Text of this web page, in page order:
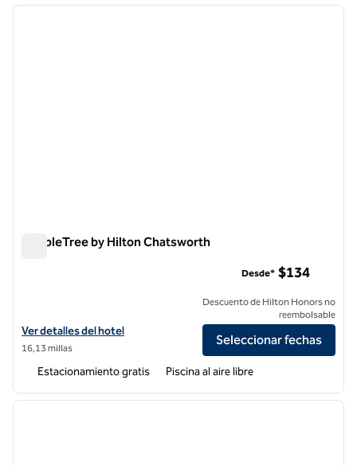
1 de 12
DoubleTree by Hilton Chatsworth
Ver detalles del hotel DoubleTree by Hilton Chatsworth
Ver detalles del hotel
16,13 millas
Desde* $134
Descuento de Hilton Honors no
reembolsable
Seleccionar fechas
Estacionamiento gratis Piscina al aire libre
1 de 12